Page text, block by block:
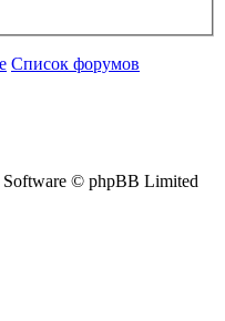
Список форумов
© phpBB Limited